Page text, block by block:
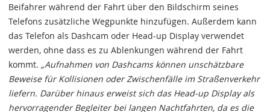
Beifahrer während der Fahrt über den Bildschirm seines
Telefons zusätzliche Wegpunkte hinzufügen. Außerdem kann
das Telefon als Dashcam oder Head-up Display verwendet
werden, ohne dass es zu Ablenkungen während der Fahrt
kommt. „Aufnahmen von Dashcams können unschätzbare
Beweise für Kollisionen oder Zwischenfälle im Straßenverkehr
liefern. Darüber hinaus erweist sich das Head-up Display als
hervorragender Begleiter bei langen Nachtfahrten, da es die